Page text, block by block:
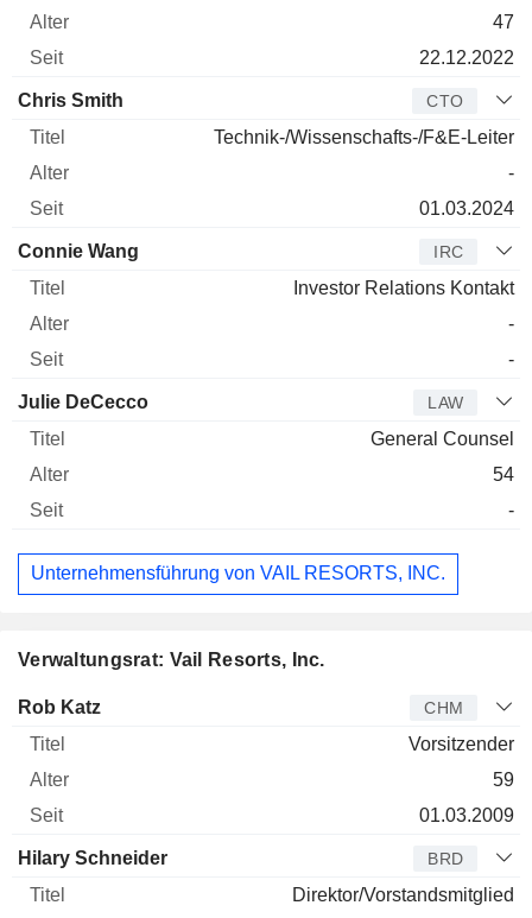
47
22.12.2022
Chris Smith CTO
Technik-/Wissenschafts-/F&E-Leiter
-
01.03.2024
Connie Wang IRC
Investor Relations Kontakt
-
-
Julie DeCecco LAW
General Counsel
54
-
Unternehmensführung von VAIL RESORTS, INC.
Verwaltungsrat: Vail Resorts, Inc.
Verwaltungsratsmitglied
Rob Katz CHM
Vorsitzender
59
01.03.2009
Hilary Schneider BRD
Direktor/Vorstandsmitglied